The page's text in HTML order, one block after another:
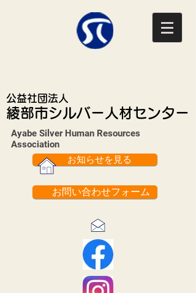
公益社団法人
綾部市シルバー人材センター
Ayabe Silver Human Resources
Association​
お知らせを見る
お問い合わせフォーム